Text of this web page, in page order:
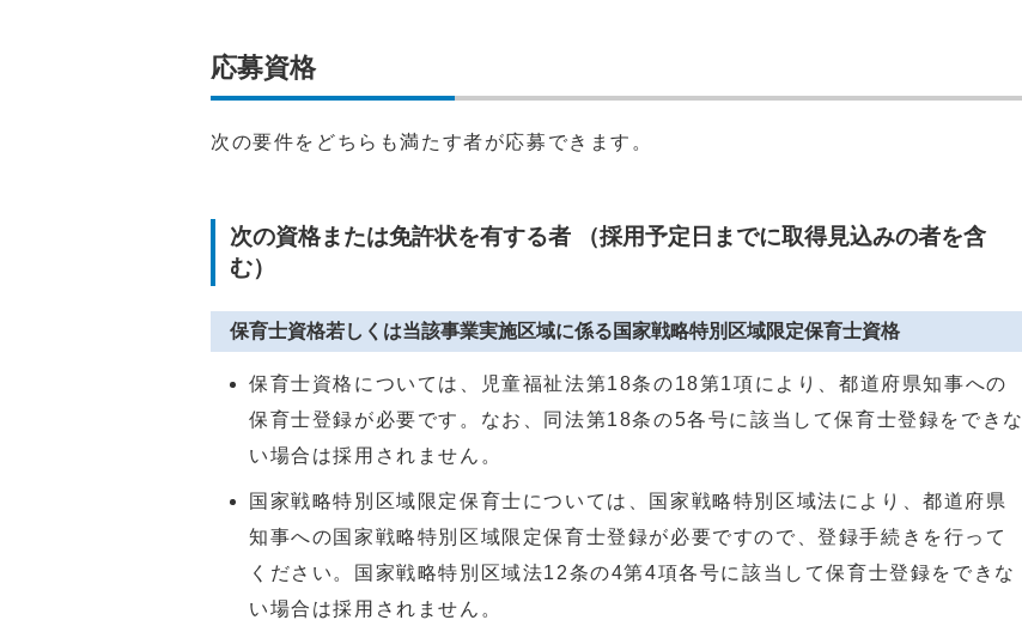
応募資格
次の要件をどちらも満たす者が応募できます。
次の資格または免許状を有する者 （採用予定日までに取得見込みの者を含
む）
保育士資格若しくは当該事業実施区域に係る国家戦略特別区域限定保育士資格
保育士資格については、児童福祉法第18条の18第1項により、都道府県知事への
保育士登録が必要です。なお、同法第18条の5各号に該当して保育士登録をできな
い場合は採用されません。
国家戦略特別区域限定保育士については、国家戦略特別区域法により、都道府県
知事への国家戦略特別区域限定保育士登録が必要ですので、登録手続きを行って
ください。国家戦略特別区域法12条の4第4項各号に該当して保育士登録をできな
い場合は採用されません。